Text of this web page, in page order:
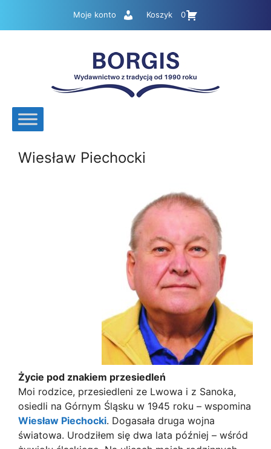
Moje konto Koszyk 0
Wiesław Piechocki
Życie pod znakiem przesiedleń
Moi rodzice, przesiedleni ze Lwowa i z Sanoka,
osiedli na Górnym Śląsku w 1945 roku – wspomina
Wiesław Piechocki. Dogasała druga wojna
światowa. Urodziłem się dwa lata później – wśród